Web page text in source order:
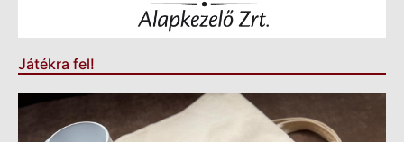
Játékra fel!